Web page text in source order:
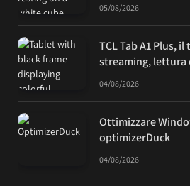
05/08/2026
TCL Tab A1 Plus,
streaming, lettura
04/08/2026
Ottimizzare
optimizerDuck
04/08/2026